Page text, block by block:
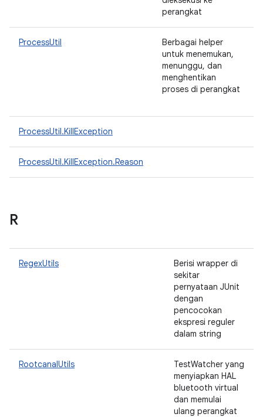
perangkat
ProcessUtil
Berbagai helper
untuk menemukan,
menunggu, dan
menghentikan
proses di perangkat
ProcessUtil.KillException
ProcessUtil.KillException.Reason
R
RegexUtils
Berisi wrapper di
sekitar
pernyataan JUnit
dengan
pencocokan
ekspresi reguler
dalam string
RootcanalUtils
TestWatcher yang
menyiapkan HAL
bluetooth virtual
dan memulai
ulang perangkat